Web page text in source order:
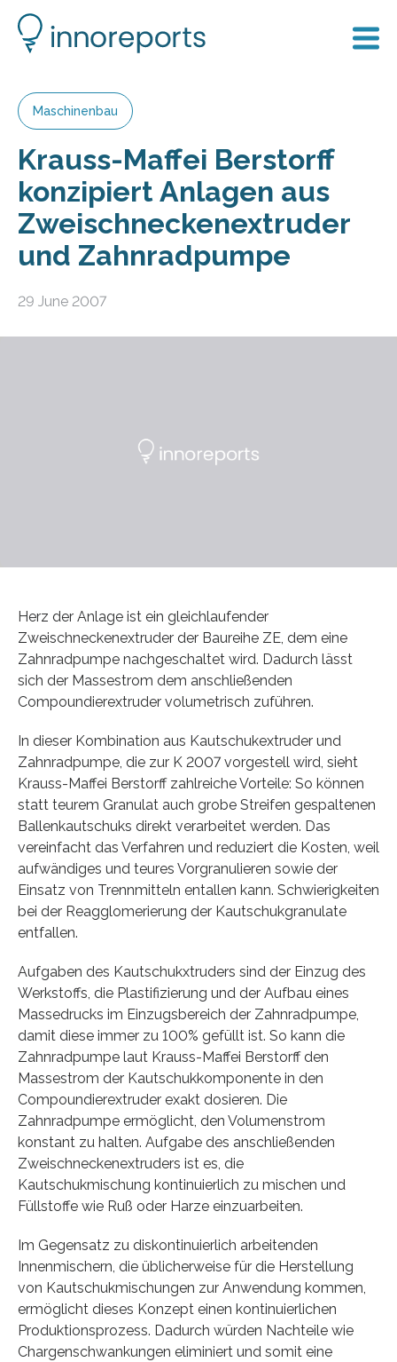
Maschinenbau
Krauss-Maffei Berstorff
konzipiert Anlagen aus
Zweischneckenextruder
und Zahnradpumpe
29 June 2007
Herz der Anlage ist ein gleichlaufender
Zweischneckenextruder der Baureihe ZE, dem eine
Zahnradpumpe nachgeschaltet wird. Dadurch lässt
sich der Massestrom dem anschließenden
Compoundierextruder volumetrisch zuführen.
In dieser Kombination aus Kautschukextruder und
Zahnradpumpe, die zur K 2007 vorgestell wird, sieht
Krauss-Maffei Berstorff zahlreiche Vorteile: So können
statt teurem Granulat auch grobe Streifen gespaltenen
Ballenkautschuks direkt verarbeitet werden. Das
vereinfacht das Verfahren und reduziert die Kosten, weil
aufwändiges und teures Vorgranulieren sowie der
Einsatz von Trennmitteln entallen kann. Schwierigkeiten
bei der Reagglomerierung der Kautschukgranulate
entfallen.
Aufgaben des Kautschukxtruders sind der Einzug des
Werkstoffs, die Plastifizierung und der Aufbau eines
Massedrucks im Einzugsbereich der Zahnradpumpe,
damit diese immer zu 100% gefüllt ist. So kann die
Zahnradpumpe laut Krauss-Maffei Berstorff den
Massestrom der Kautschukkomponente in den
Compoundierextruder exakt dosieren. Die
Zahnradpumpe ermöglicht, den Volumenstrom
konstant zu halten. Aufgabe des anschließenden
Zweischneckenextruders ist es, die
Kautschukmischung kontinuierlich zu mischen und
Füllstoffe wie Ruß oder Harze einzuarbeiten.
Im Gegensatz zu diskontinuierlich arbeitenden
Innenmischern, die üblicherweise für die Herstellung
von Kautschukmischungen zur Anwendung kommen,
ermöglicht dieses Konzept einen kontinuierlichen
Produktionsprozess. Dadurch würden Nachteile wie
Chargenschwankungen eliminiert und somit eine